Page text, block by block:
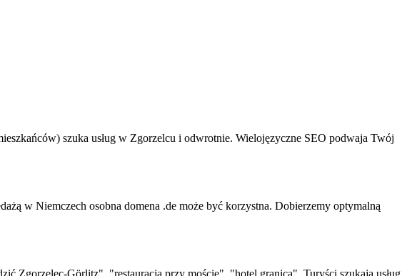
szuka usług w Zgorzelcu i odwrotnie. Wielojęzyczne SEO podwaja Twój
w Niemczech osobna domena .de może być korzystna. Dobierzemy optymalną